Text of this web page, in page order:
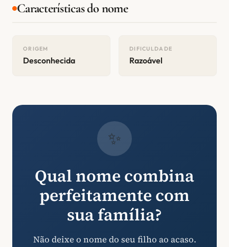
Características do nome
ORIGEM
Desconhecida
DIFICULDADE
Razoável
✨
Qual nome combina
perfeitamente com
sua família?
Não deixe o nome do seu filho ao acaso.